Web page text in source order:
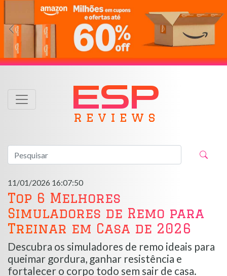
ESP
r e v i e w s
11/01/2026 16:07:50
Top 6 Melhores
Simuladores de Remo para
Treinar em Casa de 2026
Descubra os simuladores de remo ideais para
queimar gordura, ganhar resistência e
fortalecer o corpo todo sem sair de casa.